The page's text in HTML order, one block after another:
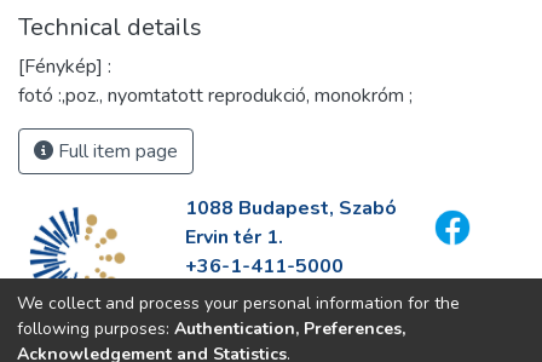
Technical details
[Fénykép] :
fotó :,poz., nyomtatott reprodukció, monokróm ;
Full item page
1088 Budapest, Szabó
Ervin tér 1.
+36-1-411-5000
info@fszek.hu
https://fszek.hu
We collect and process your personal information for the
following purposes: Authentication, Preferences,
Acknowledgement and Statistics.